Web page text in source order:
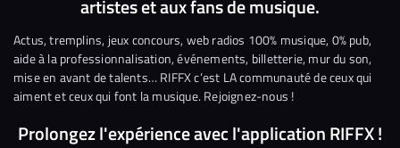
Facebook
sur
Twitter
sur
Instagram
sur
YouTube
sur
Linkedin
artistes et aux fans de musique.
Actus, tremplins, jeux concours, web radios 100% musique, 0% pub,
aide à la professionnalisation, événements, billetterie, mur du son,
mise en avant de talents… RIFFX c’est LA communauté de ceux qui
aiment et ceux qui font la musique. Rejoignez-nous !
Prolongez l'expérience avec l'application RIFFX !